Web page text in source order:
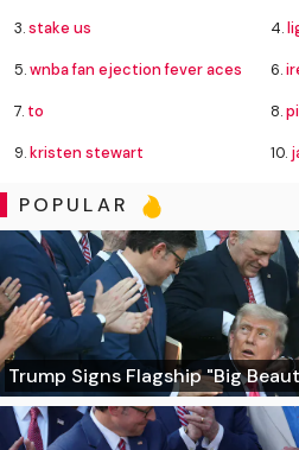
3.stake us 4.
5.wnba fan ejection fever aces 6.
7. to 8.
9.kristen stewart 10.
POPULAR
Trump Signs Flagship "Big